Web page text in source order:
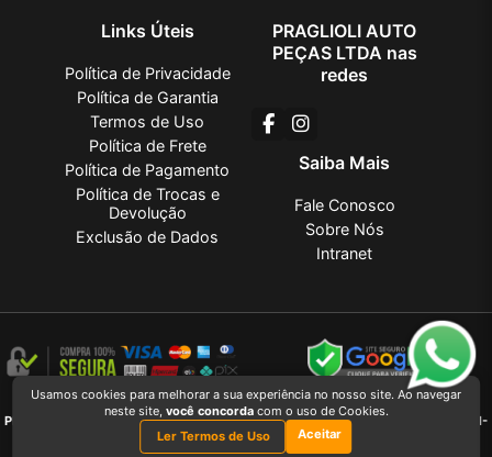
Links Úteis
Política de Privacidade
Política de Garantia
Termos de Uso
Política de Frete
Política de Pagamento
Política de Trocas e
Devolução
Exclusão de Dados
PRAGLIOLI AUTO
PEÇAS LTDA nas
redes
Saiba Mais
Fale Conosco
Sobre Nós
Intranet
PRAGLIOLI AUTO PEÇAS LTDA 2026 CREATED BYVAAPT
PRAGLIOLI AUTO PEÇAS LTDAé uma empresa inscrita no CNPJ27.381.736/0001-
03
Usamos cookies para melhorar a sua experiência no nosso site. Ao navegar
neste site, você concordacom o uso de Cookies.
Ler Termos de Uso
Aceitar